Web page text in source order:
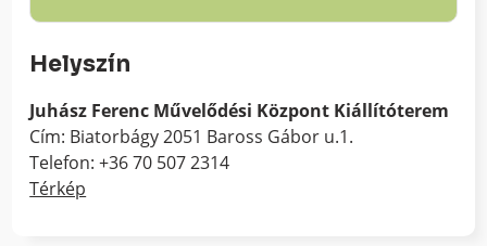
Helyszín
Juhász Ferenc Művelődési Központ Kiállítóterem
Cím: Biatorbágy 2051 Baross Gábor u.1.
Telefon: +36 70 507 2314
Térkép